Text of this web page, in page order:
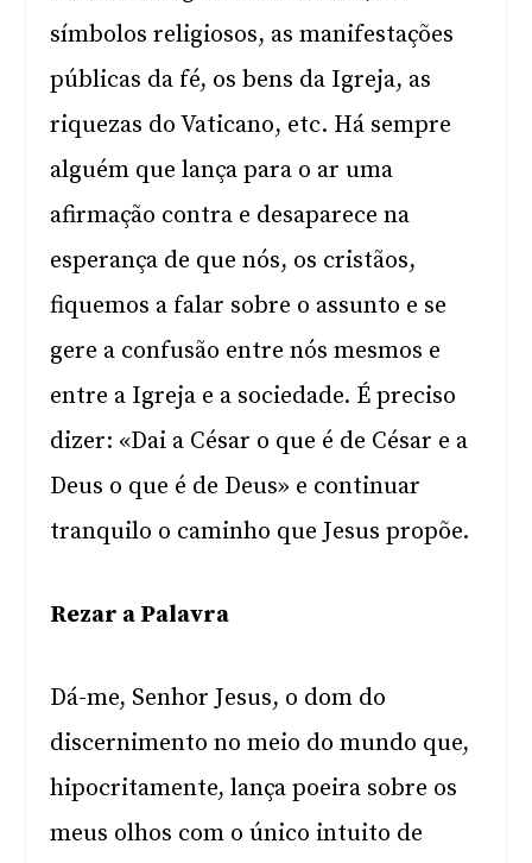
símbolos religiosos, as manifestações
públicas da fé, os bens da Igreja, as
riquezas do Vaticano, etc. Há sempre
alguém que lança para o ar uma
afirmação contra e desaparece na
esperança de que nós, os cristãos,
fiquemos a falar sobre o assunto e se
gere a confusão entre nós mesmos e
entre a Igreja e a sociedade. É preciso
dizer: «Dai a César o que é de César e a
Deus o que é de Deus» e continuar
tranquilo o caminho que Jesus propõe.
Rezar a Palavra
Dá-me, Senhor Jesus, o dom do
discernimento no meio do mundo que,
hipocritamente, lança poeira sobre os
meus olhos com o único intuito de